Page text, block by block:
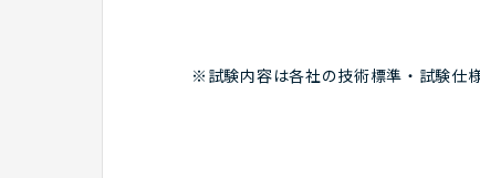
※試験内容は各社の技術標準・試験仕